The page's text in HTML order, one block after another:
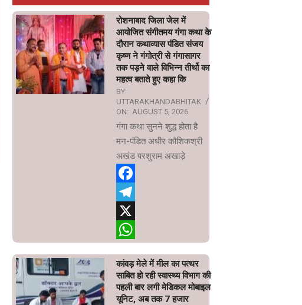
रोशनाबाद जिला जेल में
आयोजित संगीतमय गंगा कथा के
दौरान कथाव्यास पंडित संजय
कृष्ण ने गंगोत्री से गंगासागर
तक पड़ने वाले विभिन्न तीर्थो का
महत्व बताते हुए कहा कि
BY:
UTTARAKHANDABHITAK
ON: AUGUST 5, 2026
गंगा कथा सुनने शुद्ध होता है
मन-पंडित अधीर कौशिकश्री
अखंड परशुराम अखाड़े
Facebook
Telegram
X
कांवड़ मेले में मील का पत्थर
साबित हो रही स्वास्थ्य विभाग की
पहली बार लगी मेडिकल मोबाइल
यूनिट, अब तक 7 हजार